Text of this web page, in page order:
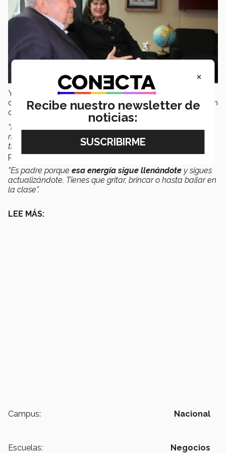
Ya son más de tres décadas que el matrimonio se ha
dedicado a la docencia en el Tec, sin embargo, aseguran
que no se sienten cansados.
“El trabajar aquí te inyecta una energía
muchachos cada vez son más diferentes, el perfil que
tienen no es el mismo que tenían en los 90”
profesora,
"Es padre porque esa energía sigue llenándote y sigues
actualizándote. Tienes que gritar, brincar o hasta bailar en
la clase”.
LEE MÁS:
Campus: Nacional
Escuelas: Negocios
×
Recibe nuestro newsletter de
noticias: